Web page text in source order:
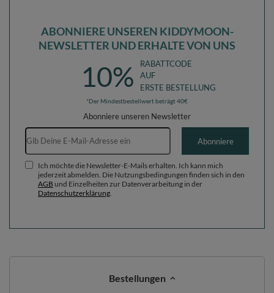
ABONNIERE UNSEREN KIDDYMOON-
NEWSLETTER UND ERHALTE VON UNS
10%
RABATTCODE
AUF
ERSTE BESTELLUNG
*Der Mindestbestellwert beträgt 40€
Abonniere unseren Newsletter
E-Mail-Adresse
Abonniere
Ich möchte die Newsletter-E-Mails erhalten. Ich kann mich
jederzeit abmelden. Die Nutzungsbedingungen finden sich in den
AGB und Einzelheiten zur Datenverarbeitung in der
Datenschutzerklärung
Bestellungen